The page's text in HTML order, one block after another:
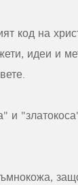
код на
идеи и
и